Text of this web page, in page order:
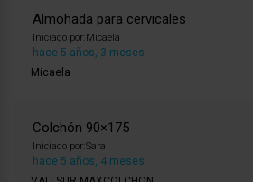
Almohada para cervicales
Iniciado por:Micaela
hace 5 años, 3 meses
Micaela
Colchón 90×175
Iniciado por:Sara
hace 5 años, 4 meses